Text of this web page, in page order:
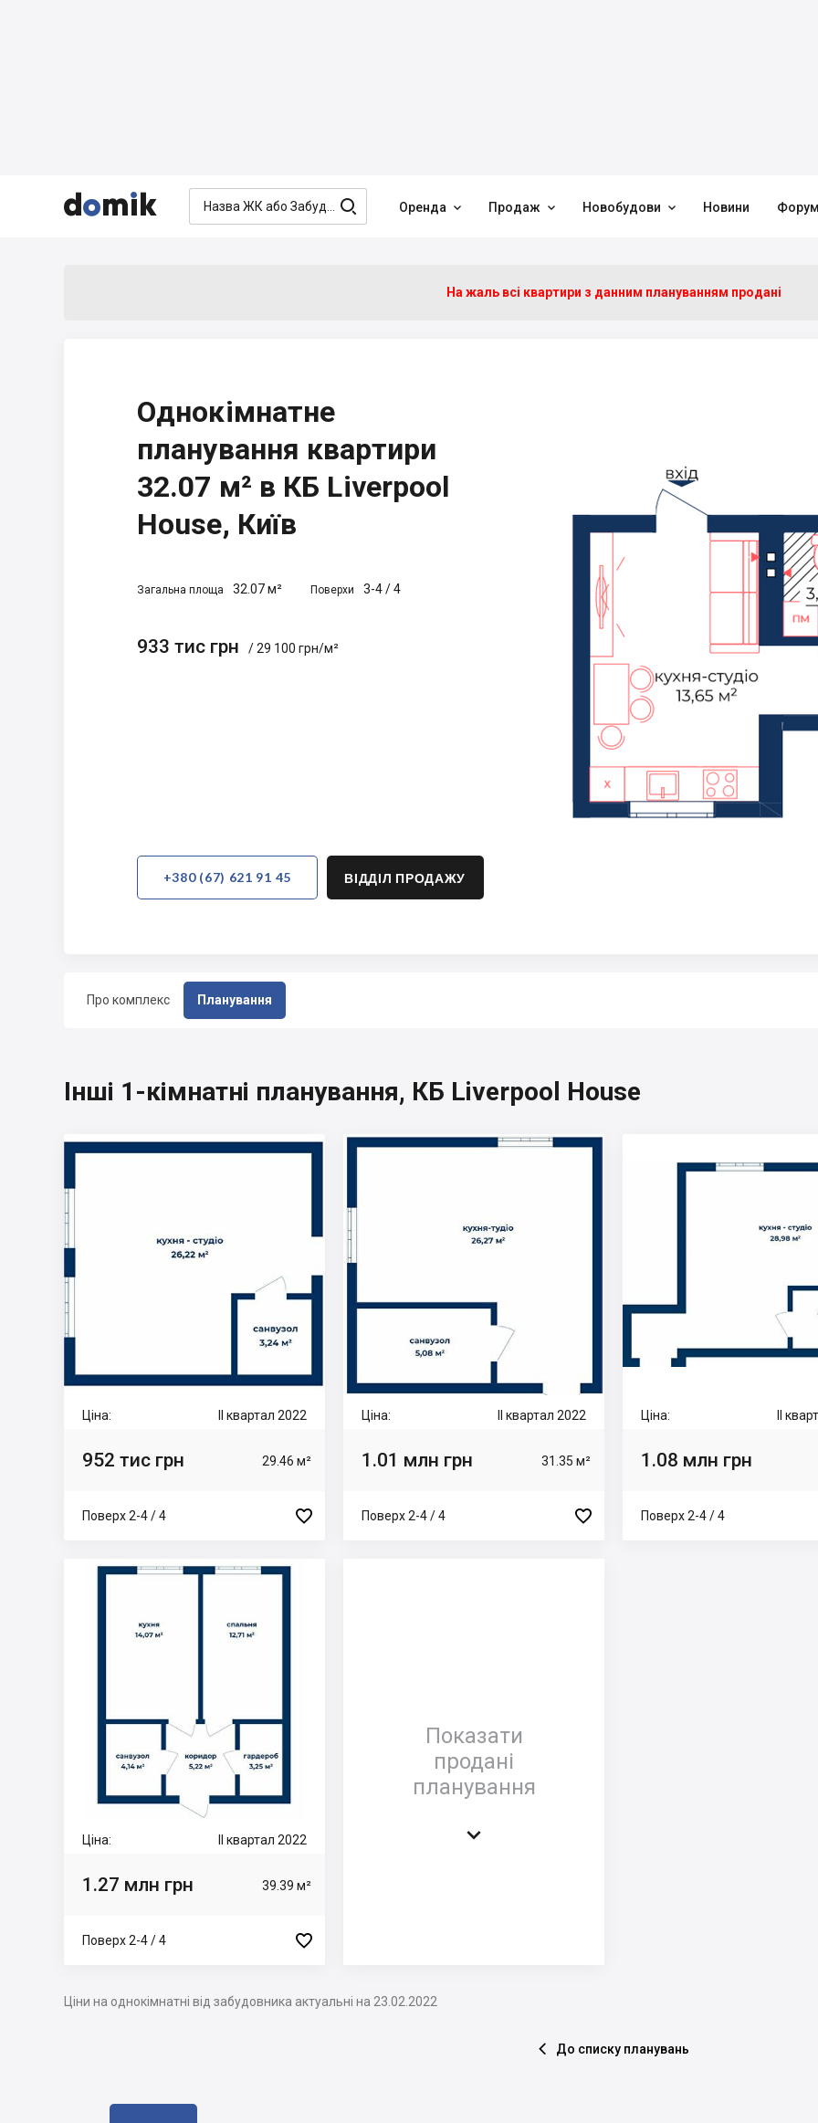


  Оренда  Продаж  Новобудови  Новини
Про комплекс Планування
На жаль всі квартири з данним плануванням продані
Однокімнатне
планування квартири
32.07 м² в КБ Liverpool
House, Київ
Загальна площа 32.07 м² Поверхи 3-4/4
933 тис грн / 29 100 грн/м²
+380 (67) 621 91 45 ВІДДІЛ ПРОДАЖУ
Інші 1-кімнатні планування, КБ Liverpool House
Ціна: II квартал 2022
952 тис грн 29.46 м²
Поверх 2-4 / 4 
Ціна: II квартал 2022
1.01 млн грн 31.35 м²
Поверх 2-4 / 4 
Ціна: II
1.08 млн грн
Поверх 2-4 / 4
Ціна: II квартал 2022
1.27 млн грн 39.39 м²
Поверх 2-4 / 4 
Показати
продані
планування

Ціни на однокімнатні від забудовника актуальні на 23.02.2022
 До списку планувань